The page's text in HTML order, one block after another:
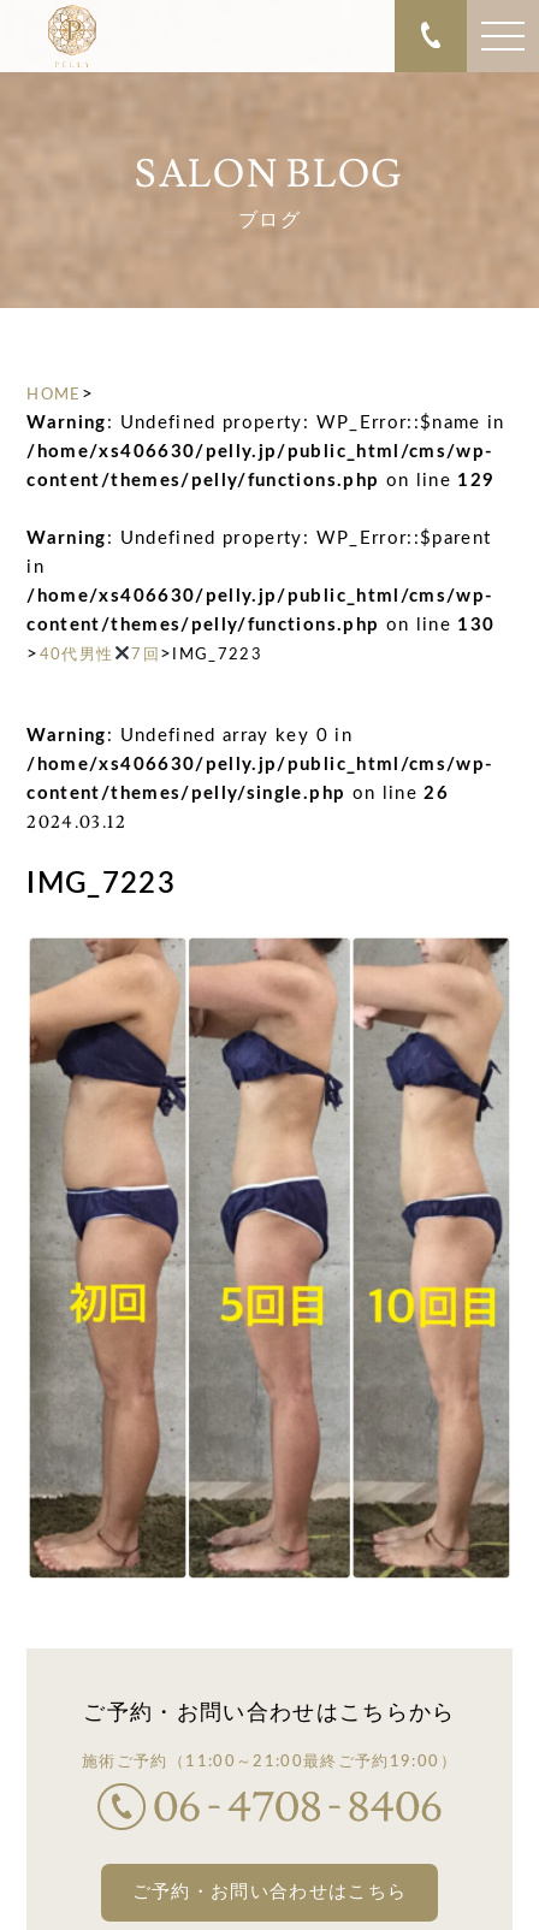
SALON BLOG
ブログ
HOME >
Warning : Undefined property: WP_Error::$name in
/home/xs406630/pelly.jp/public_html/cms/wp-
content/themes/pelly/functions.php on line 129
Warning : Undefined property: WP_Error::$parent
in
/home/xs406630/pelly.jp/public_html/cms/wp-
content/themes/pelly/functions.php on line 130
> 40代男性 7回 > IMG_7223
Warning : Undefined array key 0 in
/home/xs406630/pelly.jp/public_html/cms/wp-
content/themes/pelly/single.php on line26
2024.03.12
IMG_7223
ご予約・お問い合わせはこちらから
施術ご予約 （11:00～21:00最終ご予約19:00）
ご予約・お問い合わせはこちら